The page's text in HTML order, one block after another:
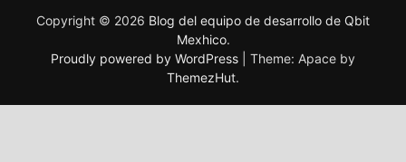
Copyright © 2026 Blog del equipo de desarrollo de Qbit
Mexhico.
Proudly powered by WordPress
Theme: Apace by
ThemezHut.